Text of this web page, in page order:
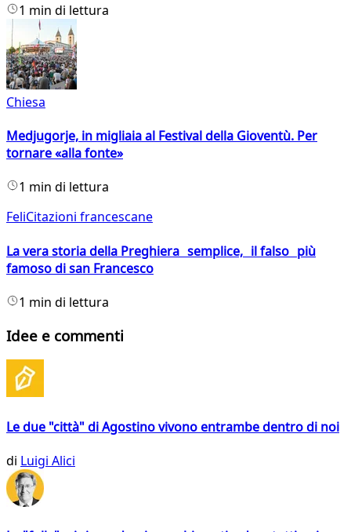
1 min di lettura
Chiesa
Medjugorje, in migliaia al Festival della Gioventù. Per
tornare «alla fonte»
1 min di lettura
FeliCitazioni francescane
La vera storia della Preghiera semplice, il falso più
famoso di san Francesco
1 min di lettura
Idee e commenti
Le due "città" di Agostino vivono entrambe dentro di noi
di Luigi Alici